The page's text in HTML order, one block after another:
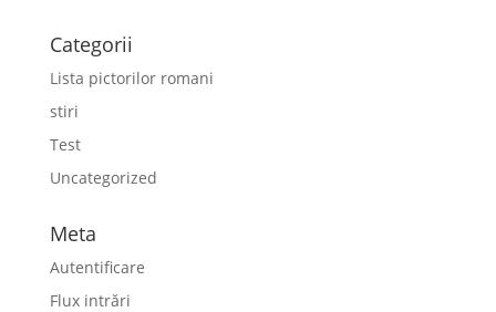
Categorii
Lista pictorilor romani
stiri
Test
Uncategorized
Meta
Autentificare
Flux intrări